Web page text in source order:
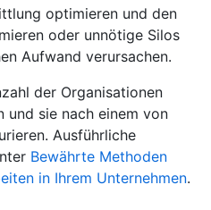
optimieren und den
oder unnötige Silos
Aufwand verursachen.
der Organisationen
und sie nach einem von
Ausführliche
Bewährte Methoden
in Ihrem Unternehmen.